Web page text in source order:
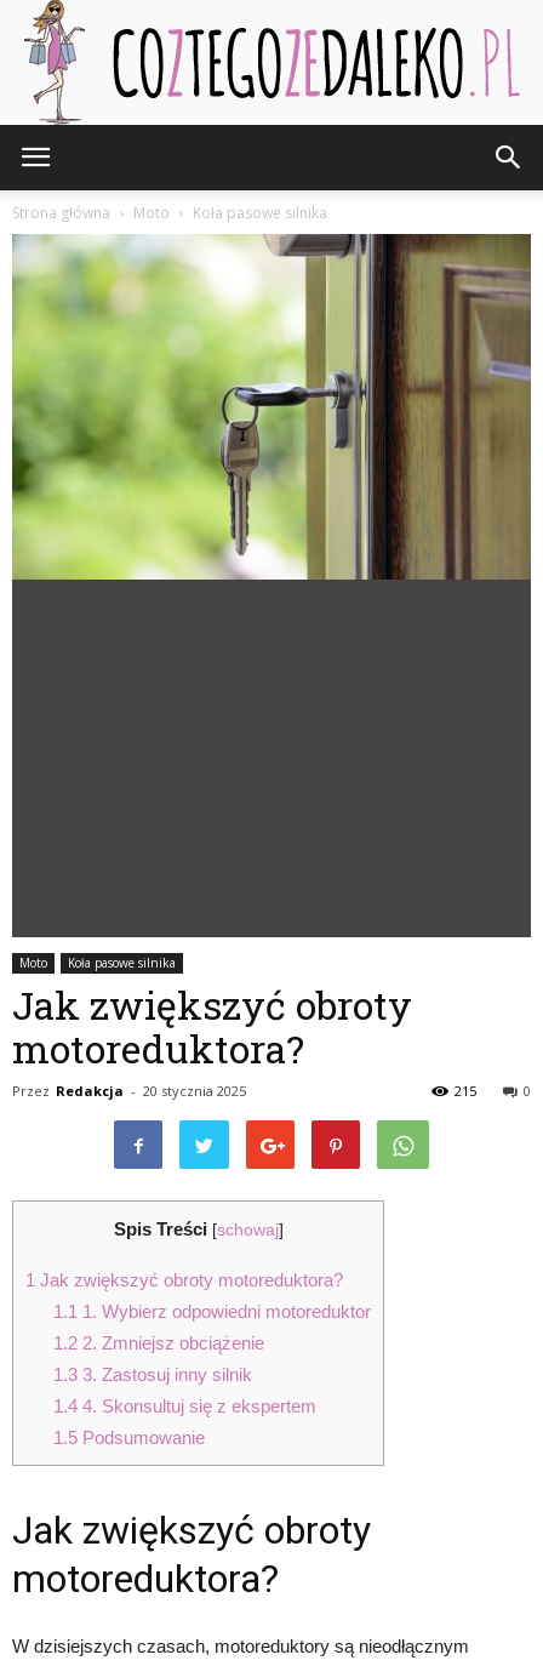
Strona główna Moto Koła pasowe silnika
Moto Koła pasowe silnika
Jak zwiększyć obroty
motoreduktora?
Przez Redakcja - 20 stycznia 2025 0
215
Spis Treści [schowaj]
1 Jak zwiększyć obroty motoreduktora?
1.1 1. Wybierz odpowiedni motoreduktor
1.22. Zmniejsz obciążenie
1.33. Zastosuj inny silnik
1.44. Skonsultuj się z ekspertem
1.5Podsumowanie
Jak zwiększyć obroty
motoreduktora?
W dzisiejszych czasach, motoreduktory są nieodłącznym